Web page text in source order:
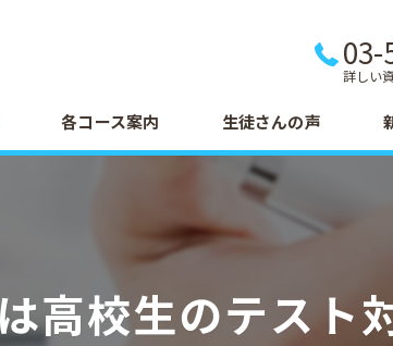
03-
詳しい
各コース案内 生徒さんの声
高校生のテスト